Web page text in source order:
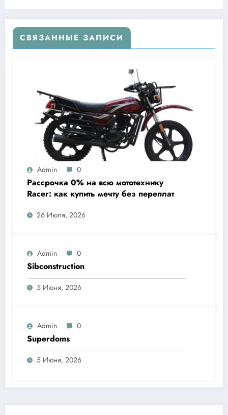
СВЯЗАННЫЕ ЗАПИСИ
Admin 0
Рассрочка 0% на всю мототехнику
Racer: как купить мечту без переплат
26 Июля, 2026
Admin 0
Sibconstruction
5 Июня, 2026
Admin 0
Superdoms
5 Июня, 2026